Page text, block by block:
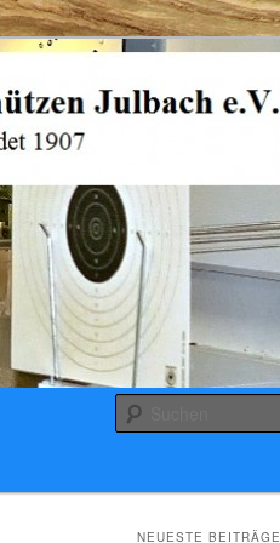
NEUESTE BEITRÄGE